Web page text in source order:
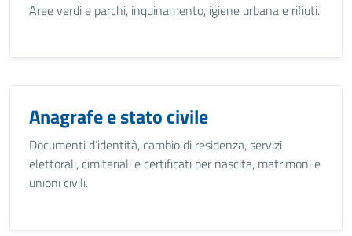
Aree verdi e parchi, inquinamento, igiene urbana e rifiuti.
Anagrafe e stato civile
Documenti d’identità, cambio di residenza, servizi
elettorali, cimiteriali e certificati per nascita, matrimoni e
unioni civili.